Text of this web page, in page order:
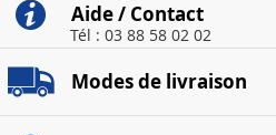
Aide / Contact
Tél : 03 88 58 02 02
Modes de livraison